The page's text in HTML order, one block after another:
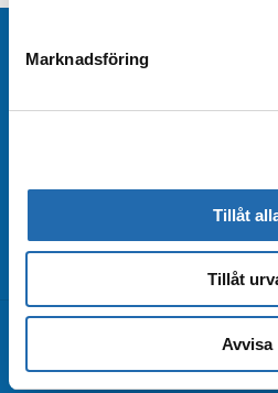
Marknadsföring
Tillåt
Tillåt
Avvisa
Beställ
du bland de första
Beställ nyhetsbrev